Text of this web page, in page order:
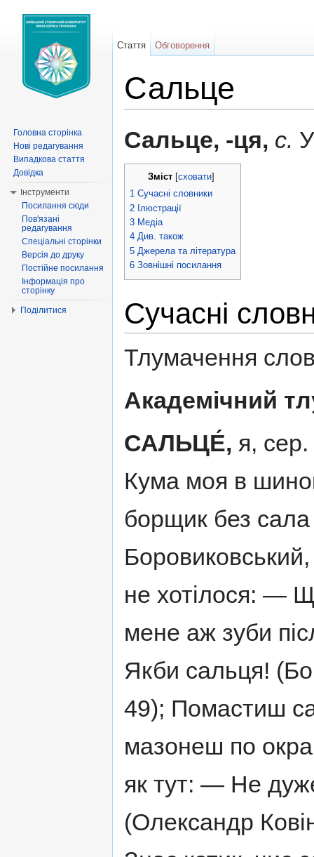
Сальце
Сальце, -ця, с.
Зміст сховати
1 Сучасні словники
2 Ілюстрації
3 Медіа
4 Див. також
5 Джерела та література
6 Зовнішні посилання
Сучасні
Тлумачення
Академічний
САЛЬЦЕ́, я,
Кума моя в
борщик без
не хотілося: —
мене аж зуби
Якби сальця!
49); Помастиш
мазонеш по
як тут: — Не
(Олександр
Стаття Обговорення
Головна сторінка
Нові редагування
Випадкова стаття
Довідка
Інструменти
Посилання сюди
Пов'язані
редагування
Спеціальні сторінки
Версія до друку
Постійне посилання
Інформація про
сторінку
Поділитися